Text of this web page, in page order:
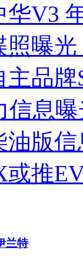
华V3
照曝
品牌
信息
油版
推
兰特